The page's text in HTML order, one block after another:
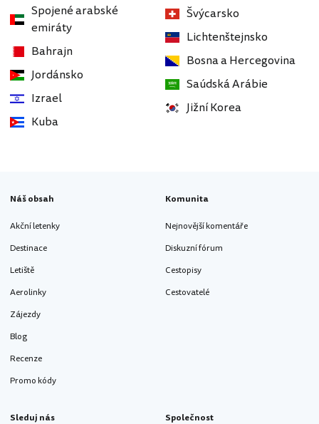
Spojené arabské
emiráty
Bahrajn
Jordánsko
Izrael
Kuba
Švýcarsko
Lichtenštejnsko
Bosna a Hercegovina
Saúdská Arábie
Jižní Korea
Náš obsah
Akční letenky
Destinace
Letiště
Aerolinky
Zájezdy
Blog
Recenze
Promo kódy
Komunita
Nejnovější komentáře
Diskuzní fórum
Cestopisy
Cestovatelé
Sleduj nás Společnost